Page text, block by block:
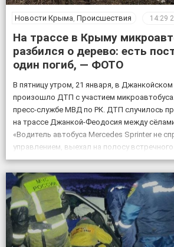
Новости Крыма, Происшествия 14:29
На трассе в Крыму
разбился о дерево: есть
один погиб, — ФОТО
В пятницу утром, 21 января, в
произошло ДТП с участием
пресс-службе МВД по РК. ДТП случилось
на трассе Джанкой-Феодосия между
«Водитель автобуса Mercedes Sprinter не
управлением, выехал на полосу
за пределы проезжей части […]